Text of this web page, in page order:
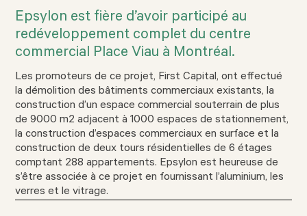
Epsylon est fière d’avoir participé au
redéveloppement complet du centre
commercial Place Viau à Montréal.
Les promoteurs de ce projet, First Capital, ont effectué
la démolition des bâtiments commerciaux existants, la
construction d’un espace commercial souterrain de plus
de 9000 m2 adjacent à 1000 espaces de stationnement,
la construction d’espaces commerciaux en surface et la
construction de deux tours résidentielles de 6 étages
comptant 288 appartements. Epsylon est heureuse de
s’être associée à ce projet en fournissant l’aluminium, les
verres et le vitrage.